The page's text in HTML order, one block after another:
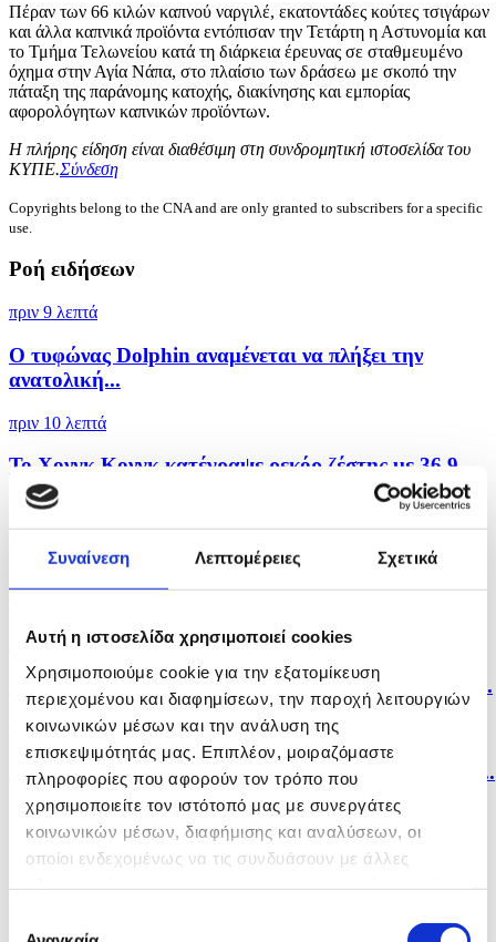
Συναίνεση Λεπτομέρειες Σχετικά
Αυτή η ιστοσελίδα χρησιμοποιεί cookies
Χρησιμοποιούμε cookie για την εξατομίκευση
περιεχομένου και διαφημίσεων, την παροχή λειτουργιών
κοινωνικών μέσων και την ανάλυση της
επισκεψιμότητάς μας. Επιπλέον, μοιραζόμαστε
πληροφορίες που αφορούν τον τρόπο που
χρησιμοποιείτε τον ιστότοπό μας με συνεργάτες
κοινωνικών μέσων, διαφήμισης και αναλύσεων, οι
οποίοι ενδεχομένως να τις συνδυάσουν με άλλες
των υπηρεσιών τους.
Πέραν των 66 κιλών καπνού ναργιλέ, εκατοντάδες κούτες τσιγάρων
και άλλα καπνικά προϊόντα εντόπισαν την Τετάρτη η Αστυνομία και
το Τμήμα Τελωνείου κατά τη διάρκεια έρευνας σε σταθμευμένο
όχημα στην Αγία Νάπα, στο πλαίσιο των δράσεω με σκοπό την
πάταξη της παράνομης κατοχής, διακίνησης και εμπορίας
αφορολόγητων καπνικών προϊόντων.
Η πλήρης είδηση είναι διαθέσιμη στη συνδρομητική ιστοσελίδα του
ΚΥΠΕ.Σύνδεση
Copyrights belong to the CNA and are only granted to subscribers for a specific
use.
Ροή ειδήσεων
πριν 9 λεπτά
Ο τυφώνας Dolphin αναμένεται να πλήξει την
ανατολική...
πριν 10 λεπτά
Το Χονγκ Κονγκ κατέγραψε ρεκόρ ζέστης με 36,9
βαθμούς...
πριν 11 λεπτά
Συνομιλίες με τις ΗΠΑ δεν θα γίνουν όσο
πριν 29 λεπτά
«Αυστηρές τιμωρίες για όποιον δικαστή αποδειχθεί...
πριν μία ώρα
Δικαίωση πεσόντων 1974 ο τερματισμός κατοχής, η...